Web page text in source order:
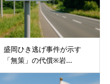
盛岡ひき逃げ事件が示す
「無策」の代償※岩...